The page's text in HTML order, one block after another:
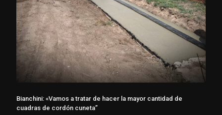
Bianchini: «Vamos a tratar de hacer la mayor cantidad de
cuadras de cordón cuneta”